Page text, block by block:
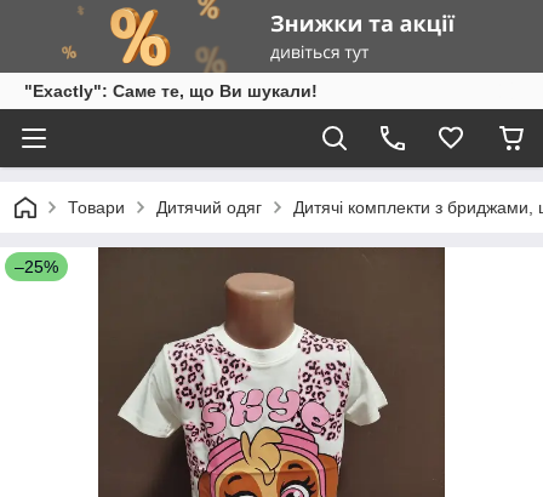
"Exactly": Саме те, що Ви шукали!
Товари Дитячий одяг Дитячі комплекти з
–25%